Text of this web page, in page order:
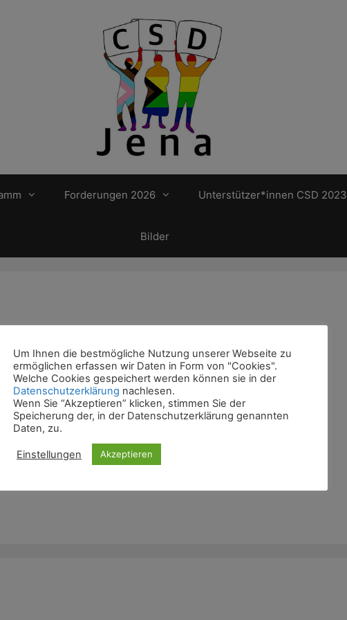
Forderungen 2026 Unterstützer*innen CSD 2023
Bilder
Um Ihnen die bestmögliche Nutzung unserer Webseite zu
ermöglichen erfassen wir Daten in Form von "Cookies".
Welche Cookies gespeichert werden können sie in der
Datenschutzerklärung nachlesen.
Wenn Sie “Akzeptieren” klicken, stimmen Sie der
Speicherung der, in der Datenschutzerklärung genannten
Daten, zu.
Einstellungen Akzeptieren